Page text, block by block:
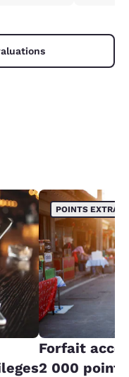
POINTS EXTRA
Forfait
2 000